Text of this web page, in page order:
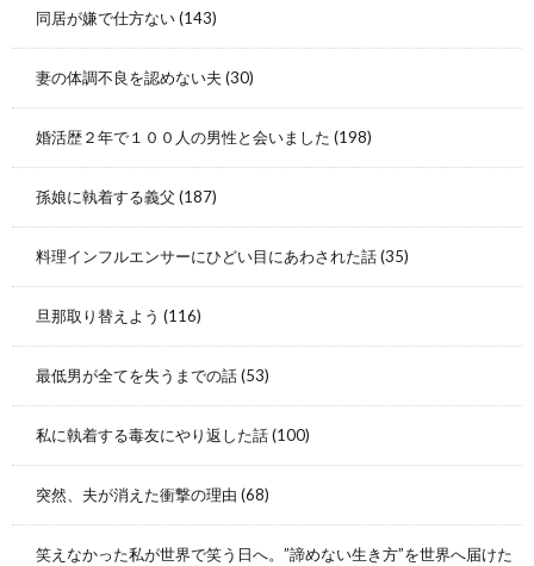
同居が嫌で仕方ない(143)
妻の体調不良を認めない夫 (30)
婚活歴２年で１００人の男性と会いました (198)
孫娘に執着する義父 (187)
料理インフルエンサーにひどい目にあわされた話(35)
旦那取り替えよう (116)
最低男が全てを失うまでの話(53)
私に執着する毒友にやり返した話(100)
突然、夫が消えた衝撃の理由 (68)
笑えなかった私が世界で笑う日へ。”諦めない生き方”を世界へ届けた